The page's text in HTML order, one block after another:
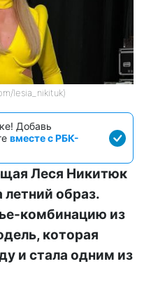
lesia_nikituk)
Добавь
вместе с РБК-
Леся Никитюк
образ.
комбинацию из
которая
и стала одним из